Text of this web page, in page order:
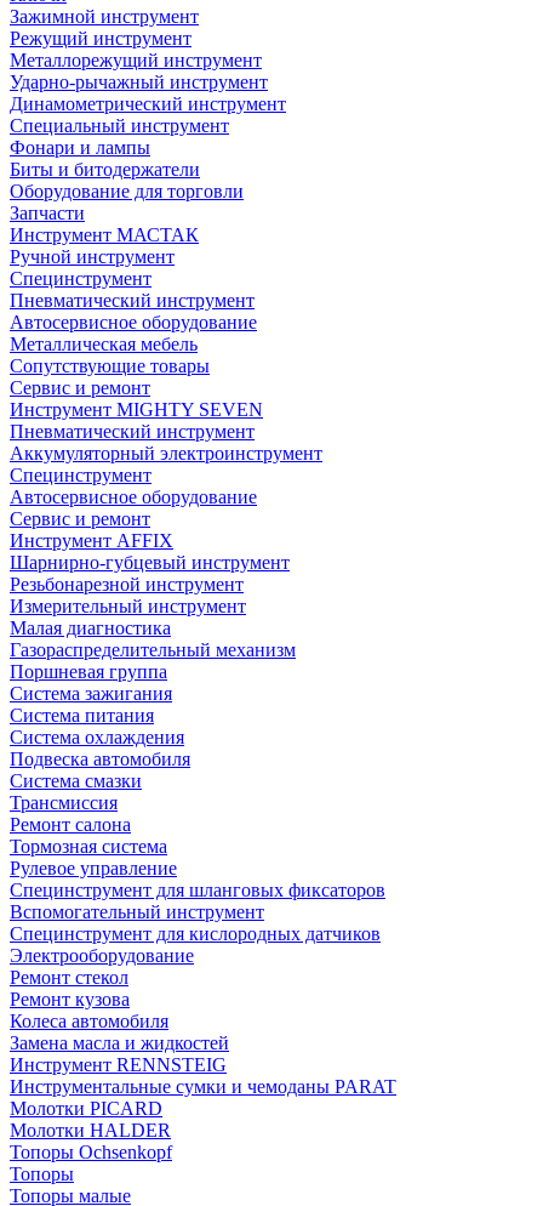
Зажимной инструмент
Режущий инструмент
Металлорежущий инструмент
Ударно-рычажный инструмент
Динамометрический инструмент
Специальный инструмент
Фонари и лампы
Биты и битодержатели
Оборудование для торговли
Запчасти
Инструмент МАСТАК
Ручной инструмент
Специнструмент
Пневматический инструмент
Автосервисное оборудование
Металлическая мебель
Сопутствующие товары
Сервис и ремонт
Инструмент MIGHTY SEVEN
Пневматический инструмент
Аккумуляторный электроинструмент
Специнструмент
Автосервисное оборудование
Сервис и ремонт
Инструмент AFFIX
Шарнирно-губцевый инструмент
Резьбонарезной инструмент
Измерительный инструмент
Малая диагностика
Газораспределительный механизм
Поршневая группа
Система зажигания
Система питания
Система охлаждения
Подвеска автомобиля
Система смазки
Трансмиссия
Ремонт салона
Тормозная система
Рулевое управление
Специнструмент для шланговых фиксаторов
Вспомогательный инструмент
Специнструмент для кислородных датчиков
Электрооборудование
Ремонт стекол
Ремонт кузова
Колеса автомобиля
Замена масла и жидкостей
Инструмент RENNSTEIG
Инструментальные сумки и чемоданы PARAT
Молотки PICARD
Молотки HALDER
Топоры Ochsenkopf
Топоры
Топоры малые